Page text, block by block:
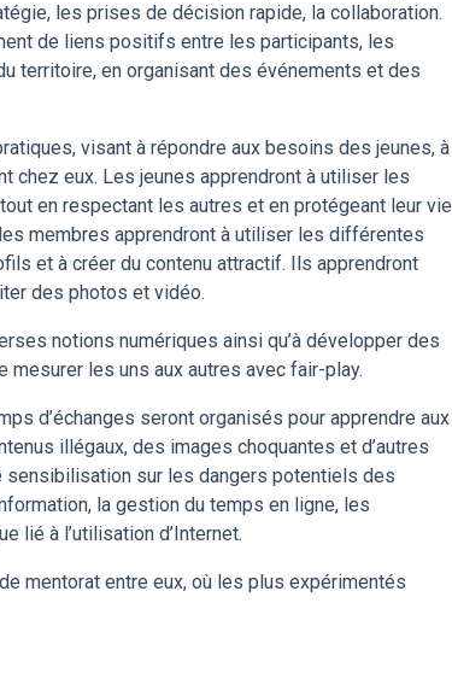
les prises de décision rapide, la collaboration.
de liens positifs entre les participants, les
territoire, en organisant des événements et des
visant à répondre aux besoins des jeunes, à
chez eux. Les jeunes apprendront à utiliser les
en respectant les autres et en protégeant leur vie
membres apprendront à utiliser les différentes
et à créer du contenu attractif. Ils apprendront
des photos et vidéo.
notions numériques ainsi qu’à développer des
les uns aux autres avec fair-play.
d’échanges seront organisés pour apprendre aux
illégaux, des images choquantes et d’autres
sensibilisation sur les dangers potentiels des
la gestion du temps en ligne, les
lié à l’utilisation d’Internet.
mentorat entre eux, où les plus expérimentés